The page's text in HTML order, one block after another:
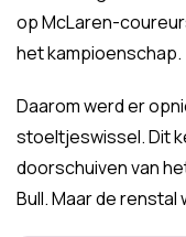
op McLaren-
het kampioenschap.
Daarom werd er
stoeltjeswissel. Dit
doorschuiven van
Bull. Maar de